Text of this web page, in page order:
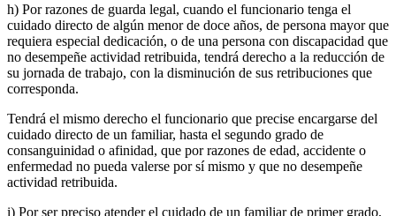
h) Por razones de guarda legal, cuando el funcionario tenga el
cuidado directo de algún menor de doce años, de persona mayor que
requiera especial dedicación, o de una persona con discapacidad que
no desempeñe actividad retribuida, tendrá derecho a la reducción de
su jornada de trabajo, con la disminución de sus retribuciones que
corresponda.
Tendrá el mismo derecho el funcionario que precise encargarse del
cuidado directo de un familiar, hasta el segundo grado de
consanguinidad o afinidad, que por razones de edad, accidente o
enfermedad no pueda valerse por sí mismo y que no desempeñe
actividad retribuida.
i) Por ser preciso atender el cuidado de un familiar de primer grado,